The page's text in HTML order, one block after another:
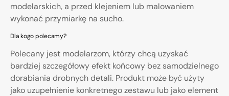
modelarskich, a przed klejeniem lub malowaniem
wykonać przymiarkę na sucho.
Dla kogo polecamy?
Polecany jest modelarzom, którzy chcą uzyskać
bardziej szczegółowy efekt końcowy bez samodzielnego
dorabiania drobnych detali. Produkt może być użyty
jako uzupełnienie konkretnego zestawu lub jako element